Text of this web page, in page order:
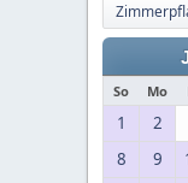
So Mo
1 2
8
9